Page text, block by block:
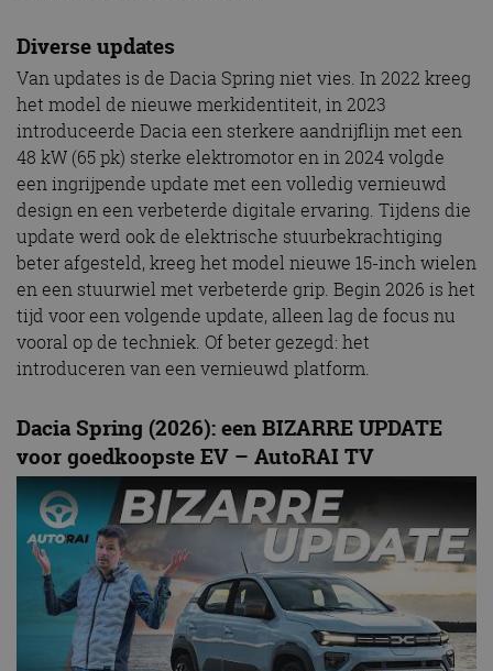
Diverse updates
Van updates is de Dacia Spring niet vies. In 2022 kreeg
het model de nieuwe merkidentiteit, in 2023
introduceerde Dacia een sterkere aandrijflijn met een
48 kW (65 pk) sterke elektromotor en in 2024 volgde
een ingrijpende update met een volledig vernieuwd
design en een verbeterde digitale ervaring. Tijdens die
update werd ook de elektrische stuurbekrachtiging
beter afgesteld, kreeg het model nieuwe 15-inch wielen
en een stuurwiel met verbeterde grip. Begin 2026 is het
tijd voor een volgende update, alleen lag de focus nu
vooral op de techniek. Of beter gezegd: het
introduceren van een vernieuwd platform.
Dacia Spring (2026): een BIZARRE UPDATE
voor goedkoopste EV – AutoRAI TV